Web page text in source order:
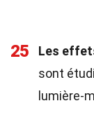
25
Les
sont
lumière-